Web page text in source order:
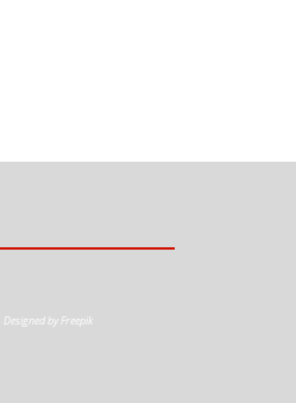
Designed by Freepik